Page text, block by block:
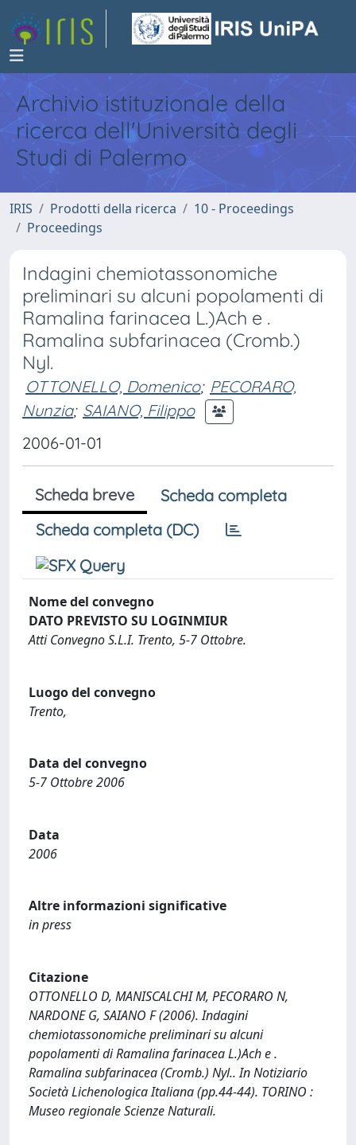
Archivio istituzionale della
ricerca dell'Università degli
Studi di Palermo
IRIS Prodotti della ricerca
10 - Proceedings
Proceedings
Indagini chemiotassonomiche
preliminari su alcuni popolamenti di
Ramalina farinacea L.)Ach e .
Ramalina subfarinacea (Cromb.)
Nyl.
OTTONELLO, Domenico; PECORARO,
Nunzia; SAIANO, Filippo
2006-01-01
Scheda breve
Scheda completa
Scheda completa (DC)
Nome del convegno
DATO PREVISTO SU LOGINMIUR
Atti Convegno S.L.I. Trento, 5-7 Ottobre.
Luogo del convegno
Trento,
Data del convegno
5-7 Ottobre 2006
Data
2006
Altre informazioni significative
in press
Citazione
OTTONELLO D, MANISCALCHI M, PECORARO N,
NARDONE G, SAIANO F (2006). Indagini
chemiotassonomiche preliminari su alcuni
popolamenti di Ramalina farinacea L.)Ach e .
Ramalina subfarinacea (Cromb.) Nyl.. In Notiziario
Società Lichenologica Italiana (pp.44-44). TORINO :
Museo regionale Scienze Naturali.